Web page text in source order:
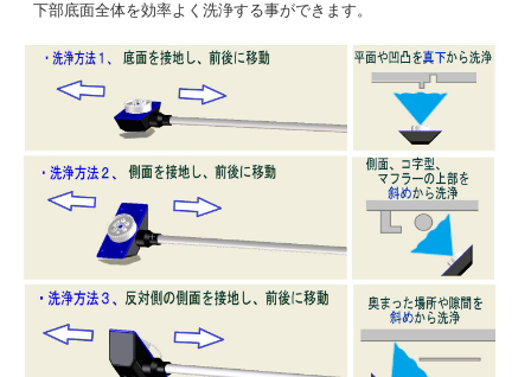
下部底面全体を効率よく洗浄する事ができます。